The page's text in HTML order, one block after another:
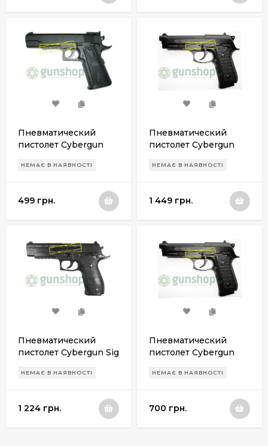
Пневматический
пистолет Cybergun
НЕМАЄ В НАЯВНОСТІ
499 грн.
Пневматический
пистолет Cybergun
НЕМАЄ В НАЯВНОСТІ
1 449 грн.
Пневматический
пистолет Cybergun Sig
НЕМАЄ В НАЯВНОСТІ
1 224 грн.
Пневматический
пистолет Cybergun
только
режим ведения огня,
б/у, не..)
НЕМАЄ В НАЯВНОСТІ
700 грн.